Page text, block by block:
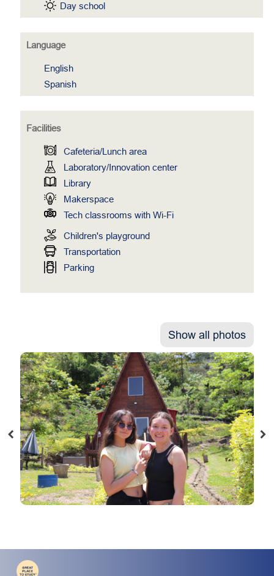
Day school
Language
English
Spanish
Facilities
Cafeteria/Lunch area
Laboratory/Innovation center
Library
Makerspace
Tech classrooms with Wi-Fi
Children's playground
Transportation
Parking
Show all photos